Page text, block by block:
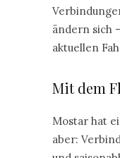
ändern sich
aktuellen
Mit dem
Mostar hat
aber: